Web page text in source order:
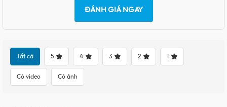
ĐÁNH GIÁ NGAY
Tất cả 5 4 3 2 1
Có video Có ảnh